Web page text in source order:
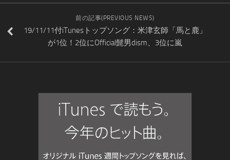
前の記事(PREVIOUS NEWS)
19/11/11付iTunesトップソング：米津玄師「馬と鹿」
が1位！2位にOfficial髭男dism、3位に嵐